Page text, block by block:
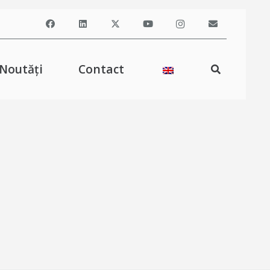
Noutăți Contact